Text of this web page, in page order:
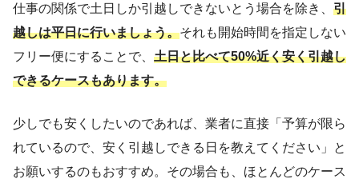
仕事の関係で土日しか引越しできないとう場合を除き、 引
越しは平日に行いましょう。それも開始時間を指定しない
フリー便にすることで、 土日と比べて50%近く安く引越し
できるケースもあります。
少しでも安くしたいのであれば、業者に直接「予算が限ら
れているので、安く引越しできる日を教えてください」と
お願いするのもおすすめ。その場合も、ほとんどのケース